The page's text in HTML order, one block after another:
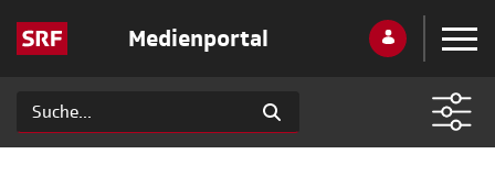
Medienportal